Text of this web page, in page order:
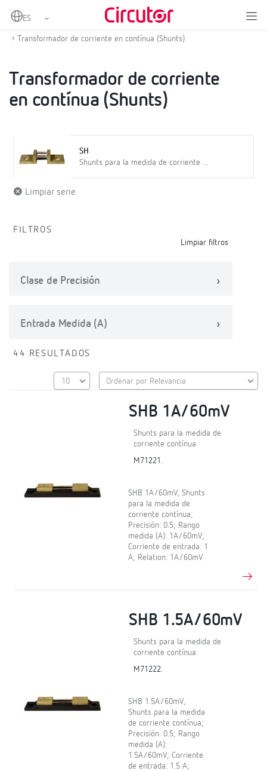
Home
Medida y control
Transformador de corriente en contínua (Shunts)
Transformador de corriente
en contínua (Shunts)
SH
Shunts para la medida de corriente ...
Limpiar serie
FILTROS
Limpiar filtros
Clase de Precisión
Entrada Medida (A)
44 RESULTADOS
SHB 1A/60mV
Shunts para la medida de
corriente contínua
M71221.
SHB 1A/60mV, Shunts
para la medida de
corriente contínua;
Precisión: 0.5; Rango
medida (A): 1A/60mV;
Corriente de entrada: 1
A; Relation: 1A/60mV
SHB 1.5A/60mV
Shunts para la medida de
corriente contínua
M71222.
SHB 1.5A/60mV,
Shunts para la medida
de corriente contínua;
Precisión: 0.5; Rango
medida (A):
1.5A/60mV; Corriente
de entrada: 1.5 A;